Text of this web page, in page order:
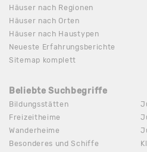
Häuser nach Regionen
Häuser nach Orten
Häuser nach Haustypen
Neueste Erfahrungsberichte
Sitemap komplett
Beliebte Suchbegriffe
Bildungsstätten
Freizeitheime
Wanderheime
Besonderes und Schiffe